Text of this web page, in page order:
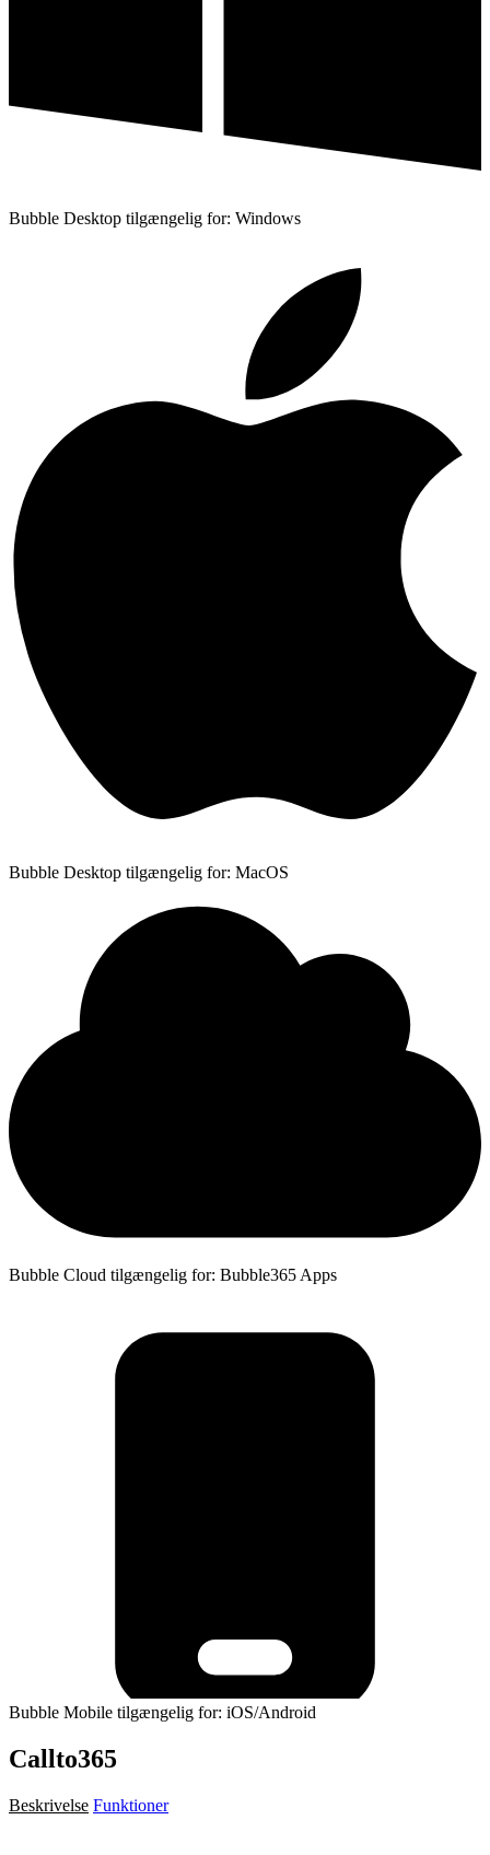
Bubble Desktop tilgængelig for: Windows
Bubble Desktop tilgængelig for: MacOS
Bubble Cloud tilgængelig for: Bubble365 Apps
Bubble Mobile tilgængelig for: iOS/Android
Callto365
Beskrivelse Funktioner